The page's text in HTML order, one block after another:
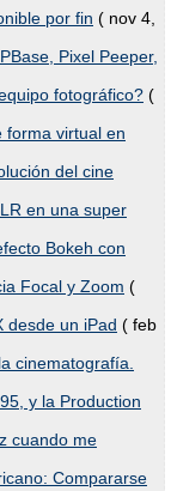
por fin ( nov 4,
Pixel Peeper,
fotográfico? (
forma virtual en
del cine
en una super
Bokeh con
Focal y Zoom (
desde un iPad ( feb
cinematografía.
y la Production
cuando me
Compararse